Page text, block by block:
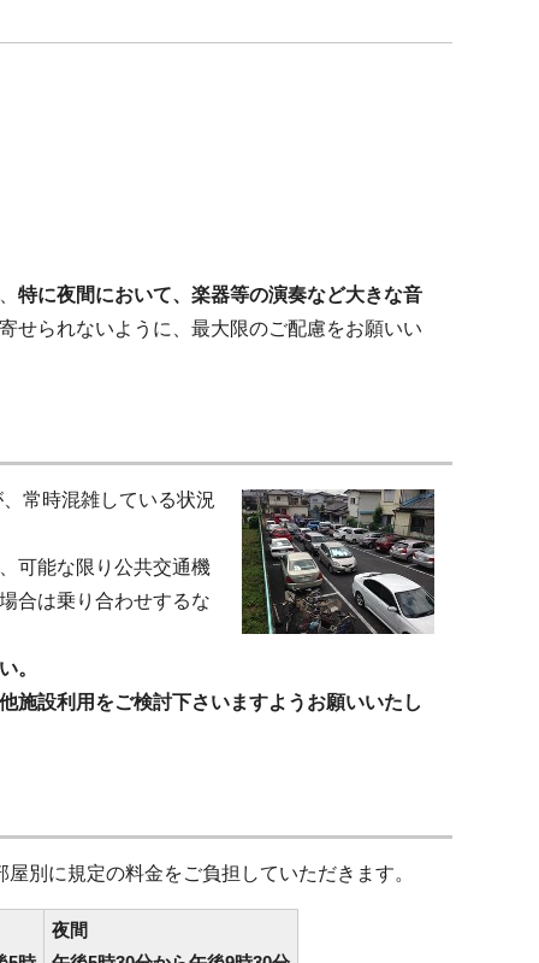
特に夜間において、楽器等の演奏など大きな音
せられないように、最大限のご配慮をお願いい
常時混雑している状況
可能な限り公共交通機
合は乗り合わせするな
。
施設利用をご検討下さいますようお願いいたし
別に規定の料金をご負担していただきます。
夜間